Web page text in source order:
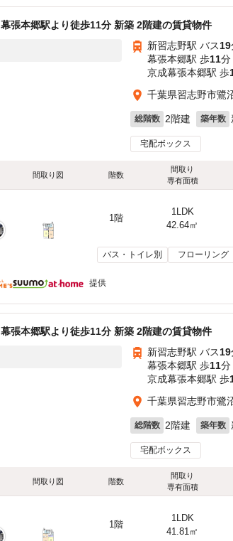
幕張本郷駅より徒歩11分 新築 2階建の賃貸物件
新習志野駅 バス19
幕張本郷駅 歩11分
京成幕張本郷駅 歩
千葉県習志野市鷺
総階数 2階建 築年数
宅配ボックス
間取り図 階数
間取り
専有面積
1階
1LDK
42.64㎡
バス・トイレ別 フローリング
提供
幕張本郷駅より徒歩11分 新築 2階建の賃貸物件
新習志野駅 バス19
幕張本郷駅 歩11分
京成幕張本郷駅 歩
千葉県習志野市鷺
総階数 2階建 築年数
宅配ボックス
間取り図 階数
間取り
専有面積
1階
1LDK
41.81㎡